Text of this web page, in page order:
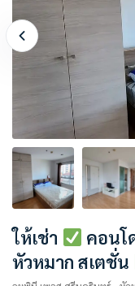
ให้เช่า
คอนโ
หัวหมาก สเตชั่น